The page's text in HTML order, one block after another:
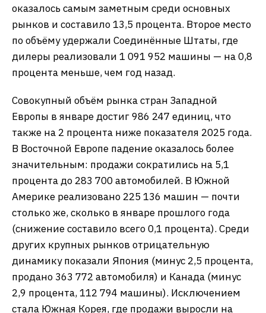
оказалось самым заметным среди основных
рынков и составило 13,5 процента. Второе место
по объёму удержали Соединённые Штаты, где
дилеры реализовали 1 091 952 машины — на 0,8
процента меньше, чем год назад.
Совокупный объём рынка стран Западной
Европы в январе достиг 986 247 единиц, что
также на 2 процента ниже показателя 2025 года.
В Восточной Европе падение оказалось более
значительным: продажи сократились на 5,1
процента до 283 700 автомобилей. В Южной
Америке реализовано 225 136 машин — почти
столько же, сколько в январе прошлого года
(снижение составило всего 0,1 процента). Среди
других крупных рынков отрицательную
динамику показали Япония (минус 2,5 процента,
продано 363 772 автомобиля) и Канада (минус
2,9 процента, 112 794 машины). Исключением
стала Южная Корея, где продажи выросли на